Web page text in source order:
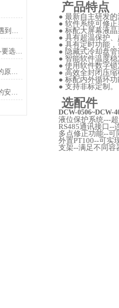
GYY-5型高温循环油（水）浴锅--要选就选巩义瑞力仪器
高低温一体机降温工作时就跳闸的原因？
专业人员告诉你防爆旋转蒸发仪的安装步骤
产品特点
● 最新自主研发
● 软件系统可修正
● 标配大屏幕液晶
● 具有超温保护
● 具有定时功能，
● 隐藏式冷却盘
● 智能软件温度稳
● 使用软件数字
● 高效全封闭压缩
● 标配内外循环
● 支持非标定制。
选配件
DCW-0506~DCW-
液位保护系统---
RS485通讯接口--
多点修正功能--可
外置PT100--可实
支架--满足不同容